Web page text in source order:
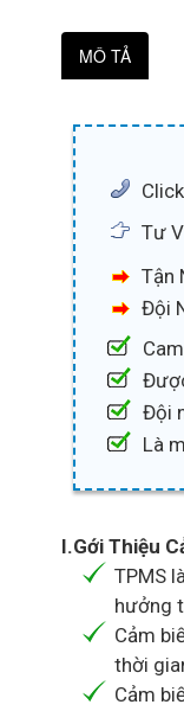
MÔ TẢ
Tư
Tận
Đội
Đội
Là
I.Gới Thiệu
TPMS
hưởng
Cảm
thời
Cảm